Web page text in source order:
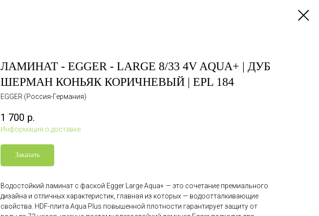
ЛАМИНАТ - EGGER - LARGE 8/33 4V AQUA+ | ДУБ
ШЕРМАН КОНЬЯК КОРИЧНЕВЫЙ | EPL 184
EGGER (Россия-Германия)
1 700 р.
Информация о доставке
Заказать
Водостойкий ламинат с фаской Egger Large Aqua+ — это сочетание премиального
дизайна и отличных характеристик, главная из которых — водоотталкивающие
свойства. HDF-плита Aqua Plus повышенной плотности гарантирует защиту от